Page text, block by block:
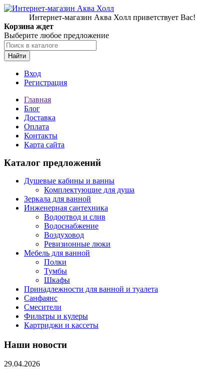
Интернет-магазин Аква Холл приветствует Вас!
Корзина ждет
Выберите любое предложение
Найти
Вход
Регистрация
Главная
Блог
Доставка
Оплата
Контакты
Карта сайта
Каталог предложений
Душевые кабины и ванны
Комплектующие для душа
Зеркала для ванной
Инженерная сантехника
Водоотвод и слив
Водоснабжение
Воздуховод
Ревизионные люки
Мебель для ванной
Полки
Тумбы
Шкафы
Принадлежности для ванной и туалета
Санфаянс
Смесители
Фильтры и кулеры
Картриджи и кассеты
Наши новости
29.04.2026